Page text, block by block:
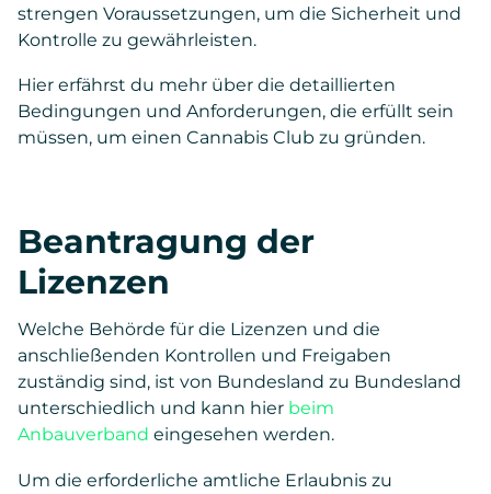
strengen Voraussetzungen, um die Sicherheit und
Kontrolle zu gewährleisten.
Hier erfährst du mehr über die detaillierten
Bedingungen und Anforderungen, die erfüllt sein
müssen, um einen Cannabis Club zu gründen.
Beantragung der
Lizenzen
Welche Behörde für die Lizenzen und die
anschließenden Kontrollen und Freigaben
zuständig sind, ist von Bundesland zu Bundesland
unterschiedlich und kann hier beim
Anbauverband eingesehen werden.
Um die erforderliche amtliche Erlaubnis zu